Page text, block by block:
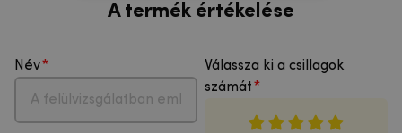
A termék értékelése
Név
Válassza ki a csillagok
számát